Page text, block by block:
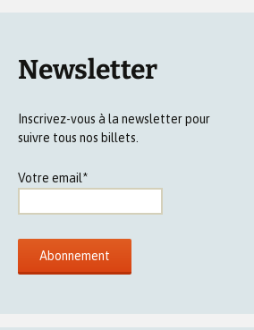
Newsletter
Inscrivez-vous à la newsletter pour
suivre tous nos billets.
Votre email*